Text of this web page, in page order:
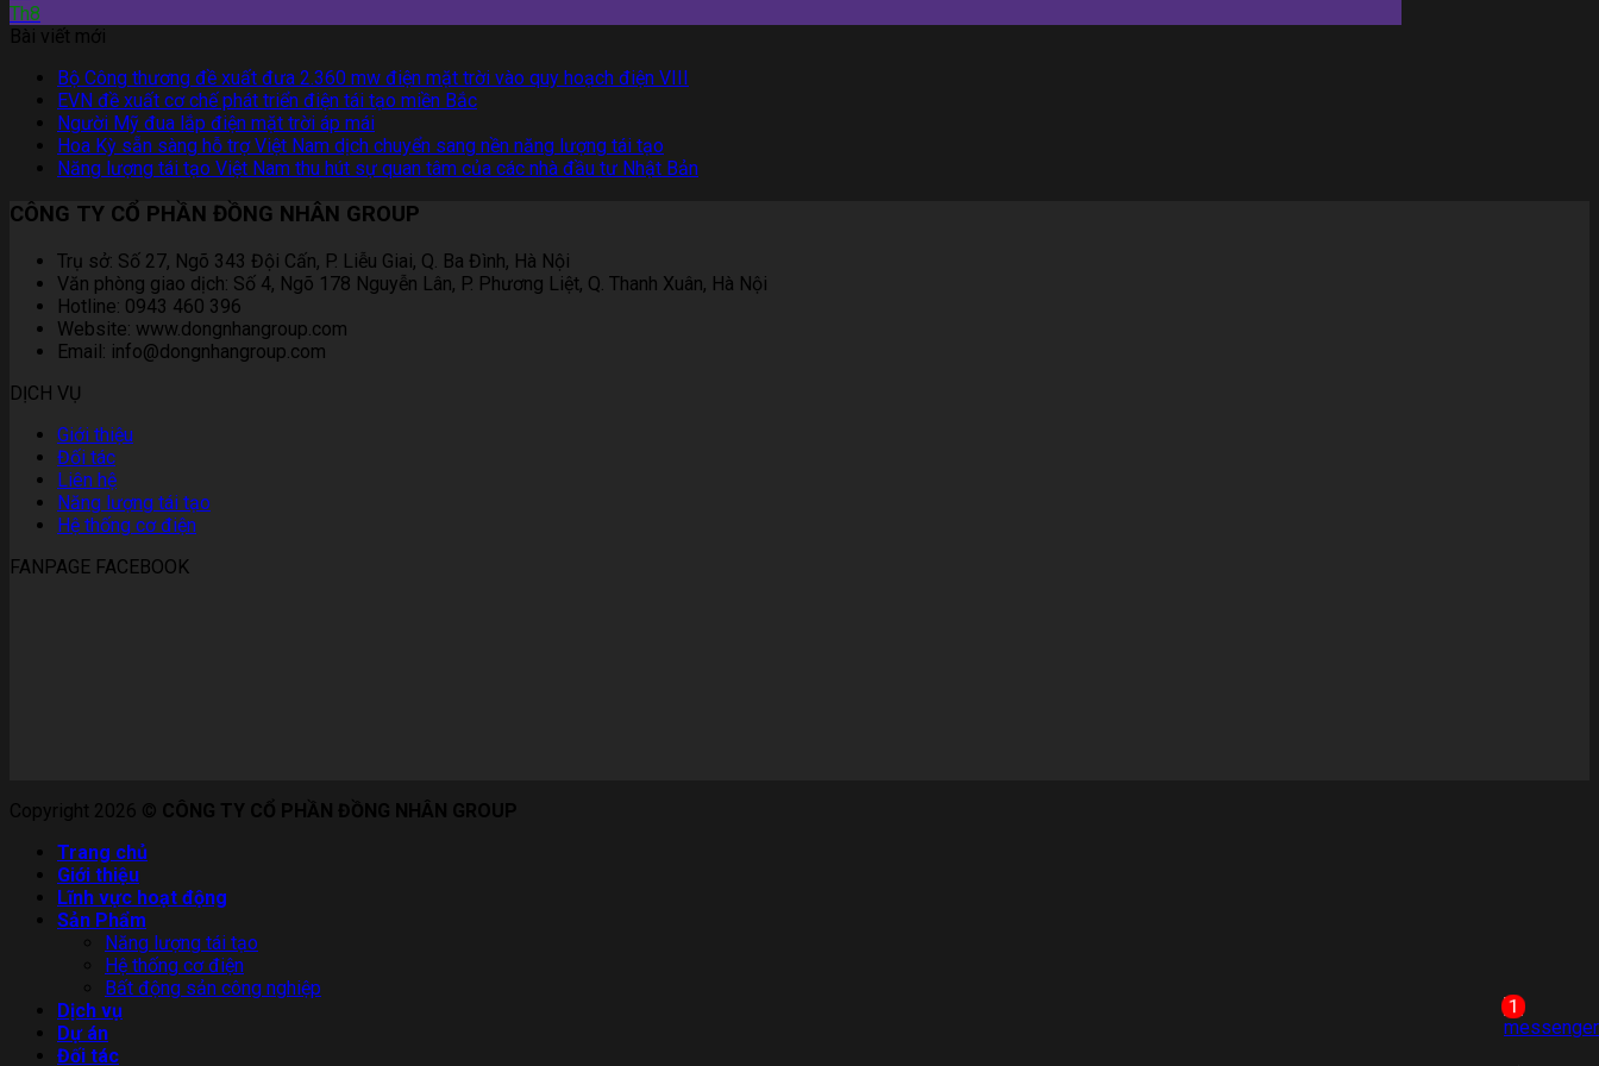
Th8
Bài viết mới
Bộ Công thương đề xuất đưa 2.360 mw điện mặt trời vào quy hoạch điện VIII
EVN đề xuất cơ chế phát triển điện tái tạo miền Bắc
Người Mỹ đua lắp điện mặt trời áp mái
Hoa Kỳ sẵn sàng hỗ trợ Việt Nam dịch chuyển sang nền năng lượng tái tạo
Năng lượng tái tạo Việt Nam thu hút sự quan tâm của các nhà đầu tư Nhật Bản
CÔNG TY CỔ PHẦN ĐỒNG NHÂN GROUP
Trụ sở: Số 27, Ngõ 343 Đội Cấn, P. Liễu Giai, Q. Ba Đình, Hà Nội
Văn phòng giao dịch: Số 4, Ngõ 178 Nguyễn Lân, P. Phương Liệt, Q. Thanh Xuân, Hà Nội
Hotline: 0943 460 396
Website: www.dongnhangroup.com
Email: info@dongnhangroup.com
DỊCH VỤ
Giới thiệu
Đối tác
Liên hệ
Năng lượng tái tạo
Hệ thống cơ điện
FANPAGE FACEBOOK
Copyright 2026 © CÔNG TY CỔ PHẦN ĐỒNG NHÂN GROUP
Trang chủ
Giới thiệu
Lĩnh vực hoạt động
Sản Phẩm
Năng lượng tái tạo
Hệ thống cơ điện
Bất động sản công nghiệp
Dịch vụ
Dự án
Đối tác